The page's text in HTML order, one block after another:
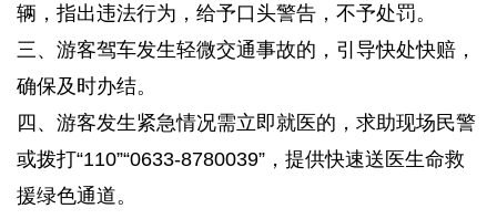
辆，指出违法行为，给予口头警告，不予处罚。
三、游客驾车发生轻微交通事故的，引导快处快赔，
确保及时办结。
四、游客发生紧急情况需立即就医的，求助现场民警
或拨打“110”“0633-8780039”，提供快速送医生命救
援绿色通道。